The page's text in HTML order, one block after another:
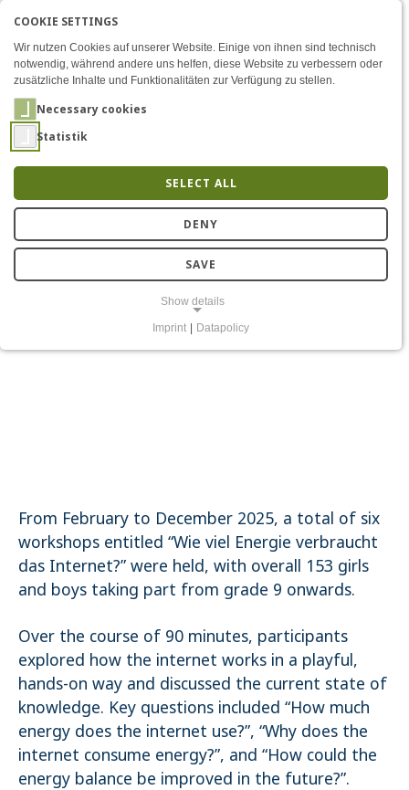
Zum Inhalt
Barkhausen Institut:
AKTIVE SPRACHE:
ENDE
Workshops “Wie viel
Energie verbraucht das
Internet?”
From February to December 2025, a total of six
workshops entitled “Wie viel Energie verbraucht
das Internet?” were held, with overall 153 girls
and boys taking part from grade 9 onwards.
Over the course of 90 minutes, participants
explored how the internet works in a playful,
hands-on way and discussed the current state of
knowledge. Key questions included “How much
energy does the internet use?”, “Why does the
internet consume energy?”, and “How could the
energy balance be improved in the future?”.
COOKIE SETTINGS
Wir nutzen Cookies auf unserer Website. Einige von ihnen sind technisch
notwendig, während andere uns helfen, diese Website zu verbessern oder
zusätzliche Inhalte und Funktionalitäten zur Verfügung zu stellen.
Necessary cookies
Statistik
SELECT ALL
DENY
SAVE
Show details
Notwendige Cookies ermöglichen grundlegende Funktionen und sind
Cookie duration:
1 Jahr
STATISTIK
helfen uns zu verstehen, wie unsere Besucher unsere Website nutzen.
Es werden keine Daten an Drittanbieter übermittelt.
Matomo
Name:
_pk_id.1.4143
Cookie duration:
1 Year
Imprint | Datapolicy